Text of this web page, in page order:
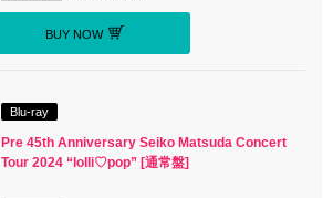
BUY NOW
Blu-ray
Pre 45th Anniversary Seiko Matsuda Concert
Tour 2024 “lolli♡pop” [通常盤]